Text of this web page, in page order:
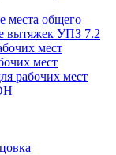
места общего
вытяжек УПЗ 7.2
мест
мест
рабочих мест